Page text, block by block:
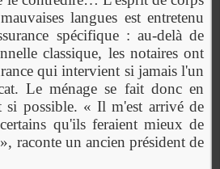
langues est entretenu
spécifique : au-delà de
classique, les notaires ont
qui intervient si jamais l'un
Le ménage se fait donc en
si possible. « Il m'est arrivé de
qu'ils feraient mieux de
raconte un ancien président de